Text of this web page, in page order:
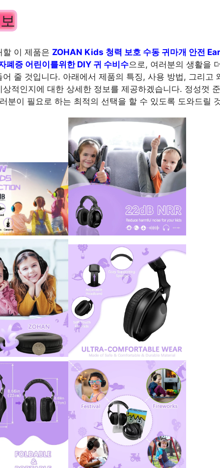
할 이 제품은 ZOHAN Kids 청력 보호 수동 귀마개 안전
폐증 어린이를위한 DIY 귀 수비수으로, 여러분의 생활을
어 줄 것입니다. 아래에서 제품의 특징, 사용 방법, 그리고
상적인지에 대한 상세한 정보를 제공하겠습니다. 정성껏
분이 필요로 하는 최적의 선택을 할 수 있도록 도와드릴